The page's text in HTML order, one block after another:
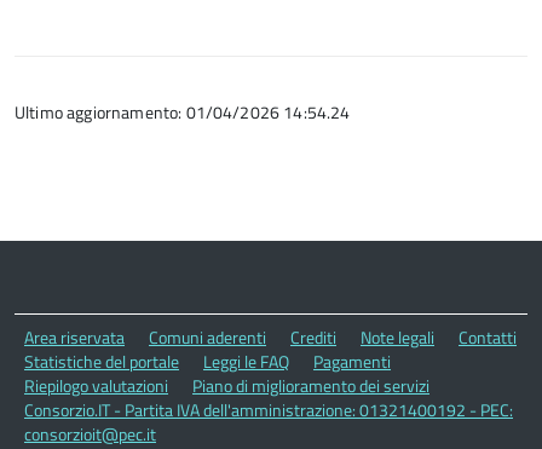
Ultimo aggiornamento: 01/04/2026 14:54.24
Area riservata Comuni aderenti Crediti Note legali
Contatti
Statistiche del portale
Leggi le FAQ
Pagamenti
Riepilogo valutazioni
Piano di miglioramento dei servizi
Consorzio.IT - Partita IVA dell'amministrazione: 01321400192 - PEC:
consorzioit@pec.it